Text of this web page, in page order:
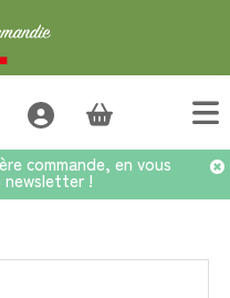
commande, en vous
!
Pêche & Abricot sur Oolong